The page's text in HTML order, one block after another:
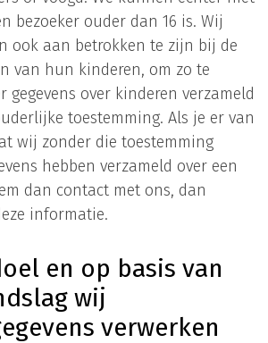
bezoeker ouder dan 16 is. Wij
ook aan betrokken te zijn bij de
van hun kinderen, om zo te
gegevens over kinderen verzameld
toestemming. Als je er van
wij zonder die toestemming
hebben verzameld over een
dan contact met ons, dan
informatie.
en op basis van
wij
verwerken